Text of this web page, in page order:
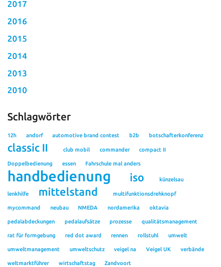
2017
2016
2015
2014
2013
2010
Schlagwörter
12h andorf automotive brand contest b2b botschafterkonferenz
classic II club mobil commander compact II
Doppelbedienung essen Fahrschule mal anders
handbedienung iso künzelsau
lenkhilfe mittelstand multifunktionsdrehknopf
mycommand neubau NMEDA nordamerika oktavia
pedalabdeckungen pedalaufsätze prozesse qualitätsmanagement
rat für formgebung red dot award rennen rollstuhl umwelt
umweltmanagement umweltschutz veigel na Veigel UK verbände
weltmarktführer wirtschaftstag Zandvoort